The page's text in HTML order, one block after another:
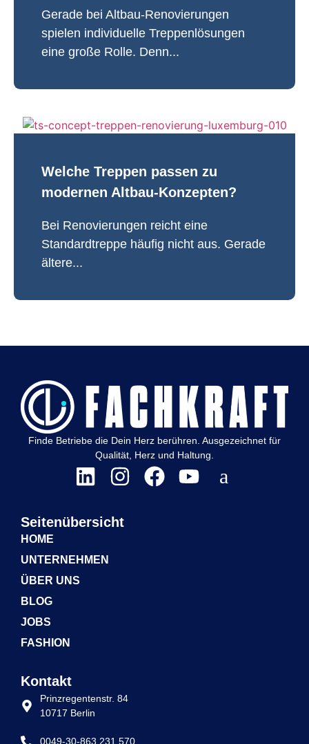
Gerade bei Altbau-Renovierungen
spielen individuelle Treppenlösungen
eine große Rolle. Denn...
Welche Treppen passen zu
modernen Altbau-Konzepten?
Bei Renovierungen reicht eine
Standardtreppe häufig nicht aus. Gerade
ältere...
Finde Betriebe die Dein Herz berühren. Ausgezeichnet für
Qualität, Herz und Haltung.
Seitenübersicht
HOME
UNTERNEHMEN
ÜBER UNS
BLOG
JOBS
FASHION
Kontakt
Prinzregentenstr. 84
10717 Berlin
0049-30-863 231 570